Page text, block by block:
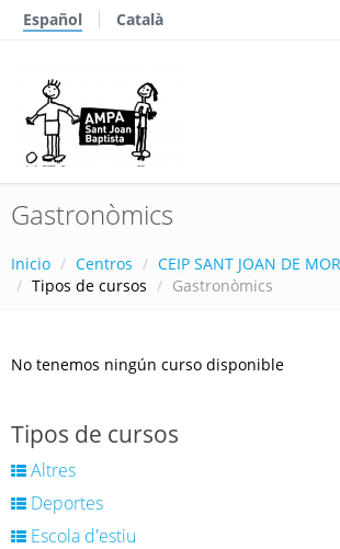
Español Català
Gastronòmics
Inicio Centros
CEIP SANT JOAN DE
Tipos de cursos
Gastronòmics
No tenemos ningún curso disponible
Tipos de cursos
Altres
Deportes
Escola d'estiu